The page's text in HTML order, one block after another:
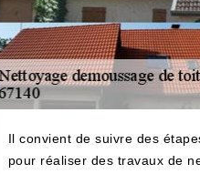
Il convient de suivre des
pour réaliser des travaux de